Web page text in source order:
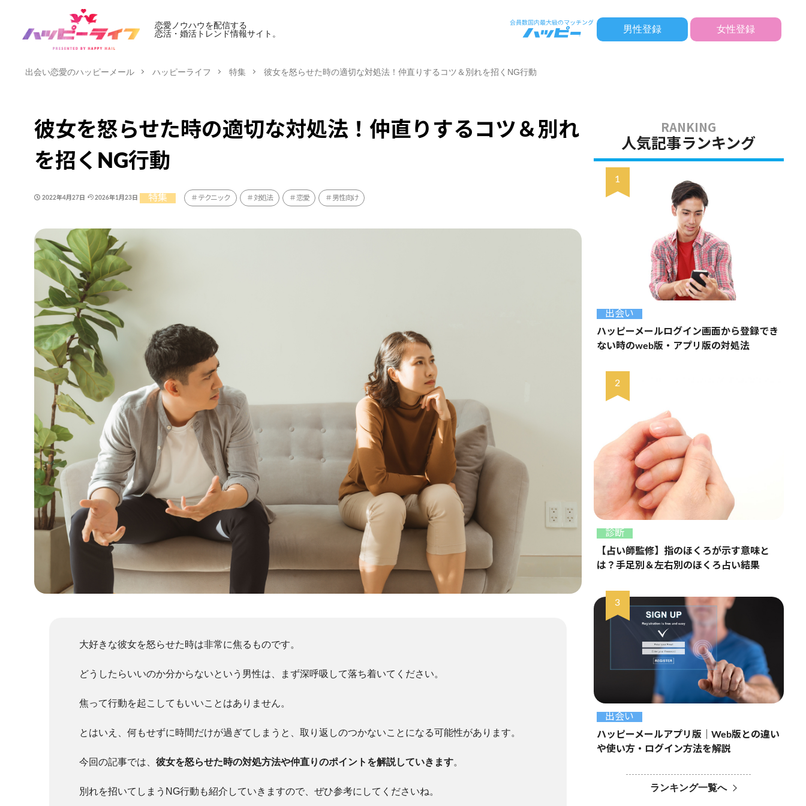
恋愛ノウハウを配信する
恋活・婚活トレンド情報サイト。
男性登録 女性登録
出会い恋愛のハッピーメール ハッピーライフ 特集 彼女を怒らせた時の適切な対処法！仲直りするコツ＆別れを招くNG行動
彼女を怒らせた時の適切な対処法！仲直りするコツ＆別れ
を招くNG行動
2022年4月27日 2026年1月23日 特集 テクニック 対処法 恋愛 男性向け
大好きな彼女を怒らせた時は非常に焦るものです。
どうしたらいいのか分からないという男性は、まず深呼吸して落ち着いてください。
焦って行動を起こしてもいいことはありません。
とはいえ、何もせずに時間だけが過ぎてしまうと、取り返しのつかないことになる可能性があります。
今回の記事では、 彼女を怒らせた時の対処方法や仲直りのポイントを解説していきます。
別れを招いてしまうNG行動も紹介していきますので、ぜひ参考にしてくださいね。
人気記事ランキング
出会い
ハッピーメールログイン画面から登録でき
ない時のweb版・アプリ版の対処法
診断
【占い師監修】指のほくろが示す意味と
は？手足別＆左右別のほくろ占い結果
出会い
ハッピーメールアプリ版｜Web版との違い
や使い方・ログイン方法を解説
ランキング一覧へ